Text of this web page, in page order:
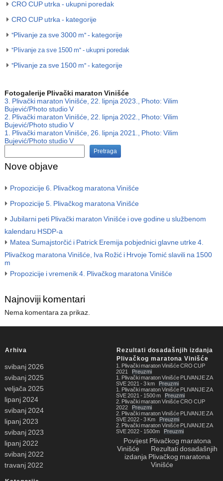
CRO CUP utrka - ukupni poredak
CRO CUP utrka - kategorije
"Plivanje za sve 3000 m" - kategorije
"Plivanje za sve 1500 m" - ukupni poredak
"Plivanje za sve 1500 m" - kategorije
Fotogalerije Plivački maraton Vinišće
3. Plivački maraton Vinišće, 22. lipnja 2023., Photo: Vilim
Bujević/Photo studio V
2. Plivački maraton Vinišće, 22. lipnja 2022., Photo: Vilim
Bujević/Photo studio V
1. Plivački maraton Vinišće, 26. lipnja 2021., Photo: Vilim
Bujević/Photo studio V
Pretraga
Nove objave
Propozicije 6. Plivačkog maratona Vinišće
Propozicije 5. Plivačkog maratona Vinišće
Jubilarni peti Plivački maraton Vinišće i ove godine u službenom
kalendaru HSDP-a
Matea Sumajstorčić i Patrick Eremija pobjednici glavne utrke 4.
Plivačkog maratona Vinišće, Iva Rožić i Hrvoje Tomić slavili na 1500
m
Propozicije i vremenik 4. Plivačkog maratona Vinišće
Najnoviji komentari
Nema komentara za prikaz.
Arhiva
svibanj 2026
svibanj 2025
veljača 2025
lipanj 2024
svibanj 2024
lipanj 2023
svibanj 2023
lipanj 2022
svibanj 2022
travanj 2022
Rezultati dosadašnjih izdanja
Plivačkog maratona Vinišće
1. Plivački maraton Vinišće CRO CUP
2021
Preuzmi
1. Plivački maraton Vinišće PLIVANJE ZA
SVE 2021 - 3 km
Preuzmi
1. Plivački maraton Vinišće PLIVANJE ZA
SVE 2021 - 1500 m
Preuzmi
2. Plivački maraton Vinišće CRO CUP
2022
Preuzmi
2. Plivački maraton Vinišće PLIVANJE ZA
SVE 2022 - 3 Km
Preuzmi
2. Plivački maraton Vinišće PLIVANJE ZA
SVE 2022 - 1500m
Preuzmi
Povijest Plivačkog maratona
Vinišće
Rezultati dosadašnjih
izdanja Plivačkog maratona
Vinišće